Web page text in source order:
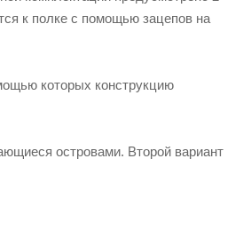
к полке с помощью зацепов на
которых конструкцию
островами. Второй вариант